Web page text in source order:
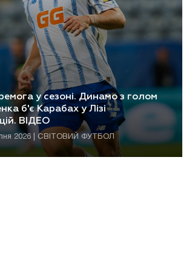
у сезоні. Динамо з голом
б'є Карабах у Лізі
ВІДЕО
2026 | СВІТОВИЙ ФУТБОЛ